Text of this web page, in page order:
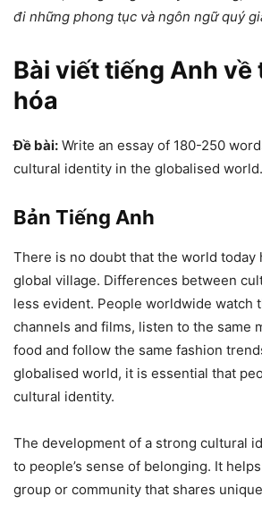
đi những phong tục và ngôn ngữ quý
Bài viết tiếng Anh về
hóa
Đề bài: Write an essay of 180-250
cultural identity in the globalised world.
Bản Tiếng Anh
There is no doubt that the world today
global village. Differences between
less evident. People worldwide watch
channels and films, listen to the same
food and follow the same fashion
globalised world, it is essential that
cultural identity.
The development of a strong cultural
to people’s sense of belonging. It
group or community that shares